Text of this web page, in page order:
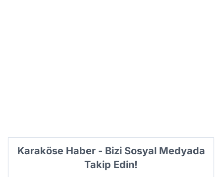
Karaköse Haber - Bizi Sosyal Medyada
Takip Edin!